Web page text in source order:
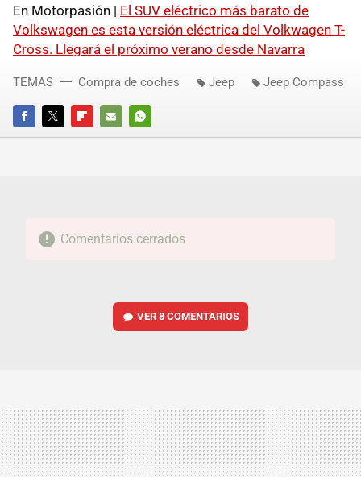
En Motorpasión | El SUV eléctrico más barato de
Volkswagen es esta versión eléctrica del Volkwagen T-
Cross. Llegará el próximo verano desde Navarra
FACEBOOKTWITTERFLIPBOARD
E-
WHATSAPP
TEMAS Compra de coches Jeep Jeep Compass
Comentarios cerrados
VER8 COMENTARIOS